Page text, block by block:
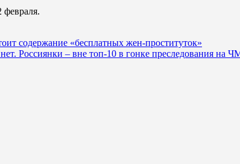
февраля.
содержание «бесплатных жен-проституток»
Россиянки – вне топ-10 в гонке преследования на